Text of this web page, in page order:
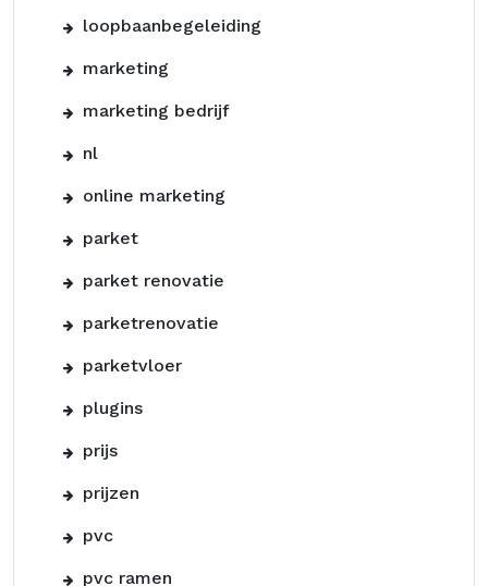
loopbaanbegeleiding
marketing
marketing bedrijf
nl
online marketing
parket
parket renovatie
parketrenovatie
parketvloer
plugins
prijs
prijzen
pvc
pvc ramen